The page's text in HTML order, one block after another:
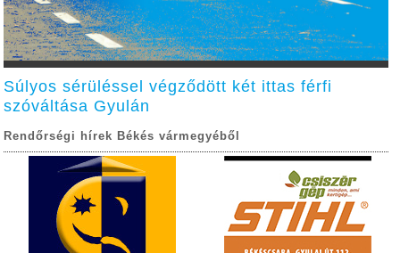
Súlyos sérüléssel végződött két ittas férfi
szóváltása Gyulán
Rendőrségi hírek Békés vármegyéből